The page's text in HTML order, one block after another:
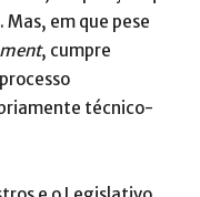
em que pese
, cumpre
técnico-